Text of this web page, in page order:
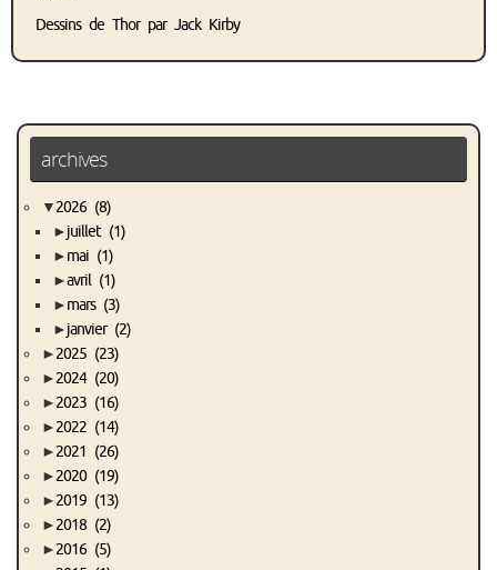
Dessins de Thor par Jack Kirby
archives
▼2026 (8)
►juillet (1)
►mai (1)
►avril (1)
►mars (3)
►janvier (2)
►2025 (23)
►2024 (20)
►2023 (16)
►2022 (14)
►2021 (26)
►2020 (19)
►2019 (13)
►2018 (2)
►2016 (5)